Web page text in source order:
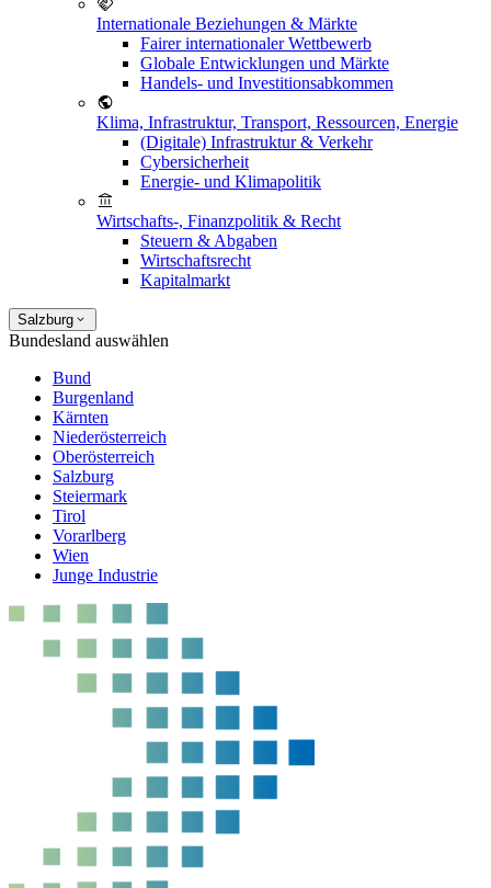
Internationale Beziehungen & Märkte
Fairer internationaler Wettbewerb
Globale Entwicklungen und Märkte
Handels- und Investitionsabkommen
Klima, Infrastruktur, Transport, Ressourcen, Energie
(Digitale) Infrastruktur & Verkehr
Cybersicherheit
Energie- und Klimapolitik
Wirtschafts-, Finanzpolitik & Recht
Steuern & Abgaben
Wirtschaftsrecht
Kapitalmarkt
Salzburg
Bundesland auswählen
Bund
Burgenland
Kärnten
Niederösterreich
Oberösterreich
Salzburg
Steiermark
Tirol
Vorarlberg
Wien
Junge Industrie